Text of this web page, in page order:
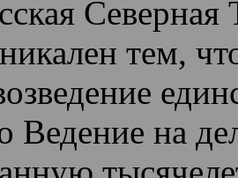
тем,
Ведение на